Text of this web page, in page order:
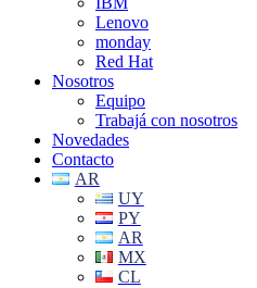
Lenovo
monday
Red Hat
Nosotros
Equipo
Trabajá con nosotros
Novedades
Contacto
AR
UY
PY
AR
MX
CL